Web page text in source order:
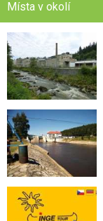
Místa v okolí